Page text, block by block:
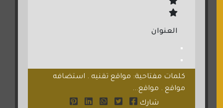
العنوان
كلمات مفتاحية: مواقع تقنيه . استضافه
مواقع . مواقع...
شارك